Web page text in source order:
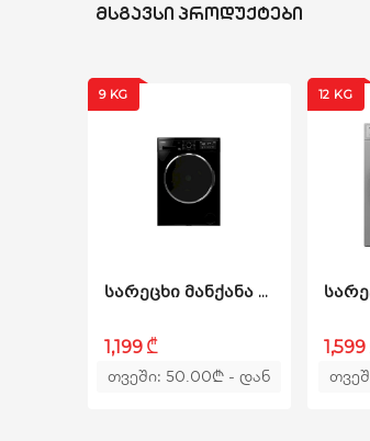
დამატებითი გავლება: კი
ბავშვებისგან დამცავი საკეტი: კი
ᲛᲡᲒᲐᲕᲡᲘ ᲞᲠᲝᲓᲣᲥᲢᲔᲑᲘ
9 KG
ᲡᲐᲠᲔᲪᲮᲘ ᲛᲐᲜᲥᲐᲜᲐ VESTEL - W9B12TBL
1,199 ₾
თვეში: 50.00₾ - დან
12 KG
1,599